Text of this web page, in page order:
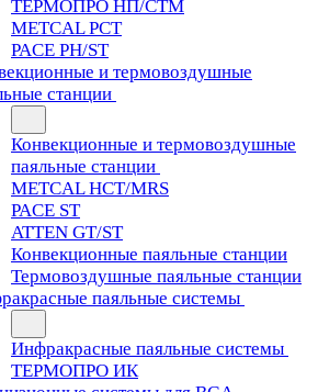
ТЕРМОПРО НП/СТМ
METCAL PCT
PACE PH/ST
и термовоздушные
станции
Конвекционные и термовоздушные
паяльные станции
METCAL HCT/MRS
PACE ST
ATTEN GT/ST
Конвекционные паяльные станции
Термовоздушные паяльные станции
паяльные системы
Инфракрасные паяльные системы
ТЕРМОПРО ИК